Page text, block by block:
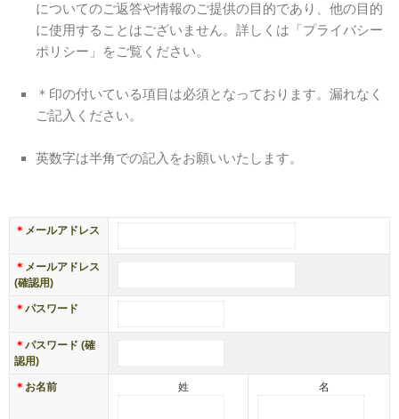
お問い合わせ
についてのご返答や情報のご提供の目的であり、他の目的
に使用することはございません。詳しくは「プライバシー
ポリシー」をご覧ください。
＊印の付いている項目は必須となっております。漏れなく
ご記入ください。
英数字は半角での記入をお願いいたします。
＊ メールアドレス
＊ メールアドレス
(確認用)
＊ パスワード
＊ パスワード (確
認用)
＊ お名前 姓 名